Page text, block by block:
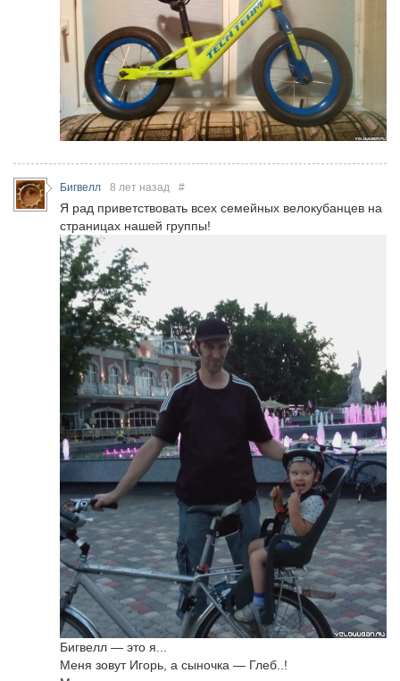
Бигвелл 8 лет назад #
Я рад приветствовать всех семейных велокубанцев на
страницах нашей группы!
Бигвелл — это я...
Меня зовут Игорь, а сыночка — Глеб..!